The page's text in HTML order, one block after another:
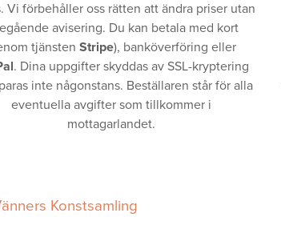
Vi förbehåller oss rätten att ändra priser utan
avisering. Du kan betala med kort
tjänstenStripe), banköverföring eller
. Dina uppgifter skyddas av SSL-kryptering
inte någonstans. Beställaren står för alla
eventuella avgifter som tillkommer i
mottagarlandet.
Konstsamling